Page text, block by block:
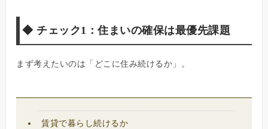
◆ チェック1：住まいの確保は最優先課題
まず考えたいのは「どこに住み続けるか」。
賃貸で暮らし続けるか